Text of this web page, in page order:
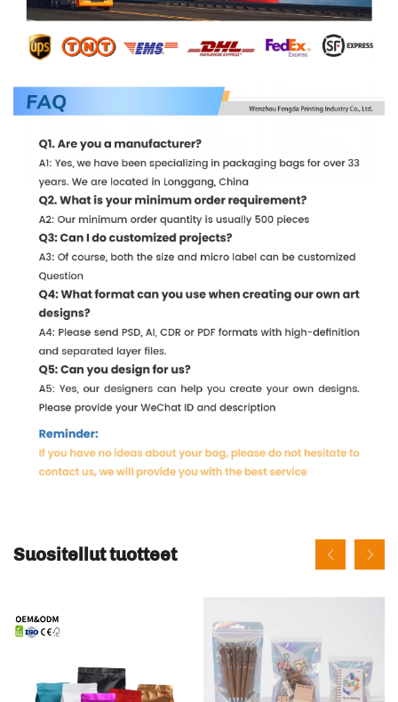
Suositellut tuotteet